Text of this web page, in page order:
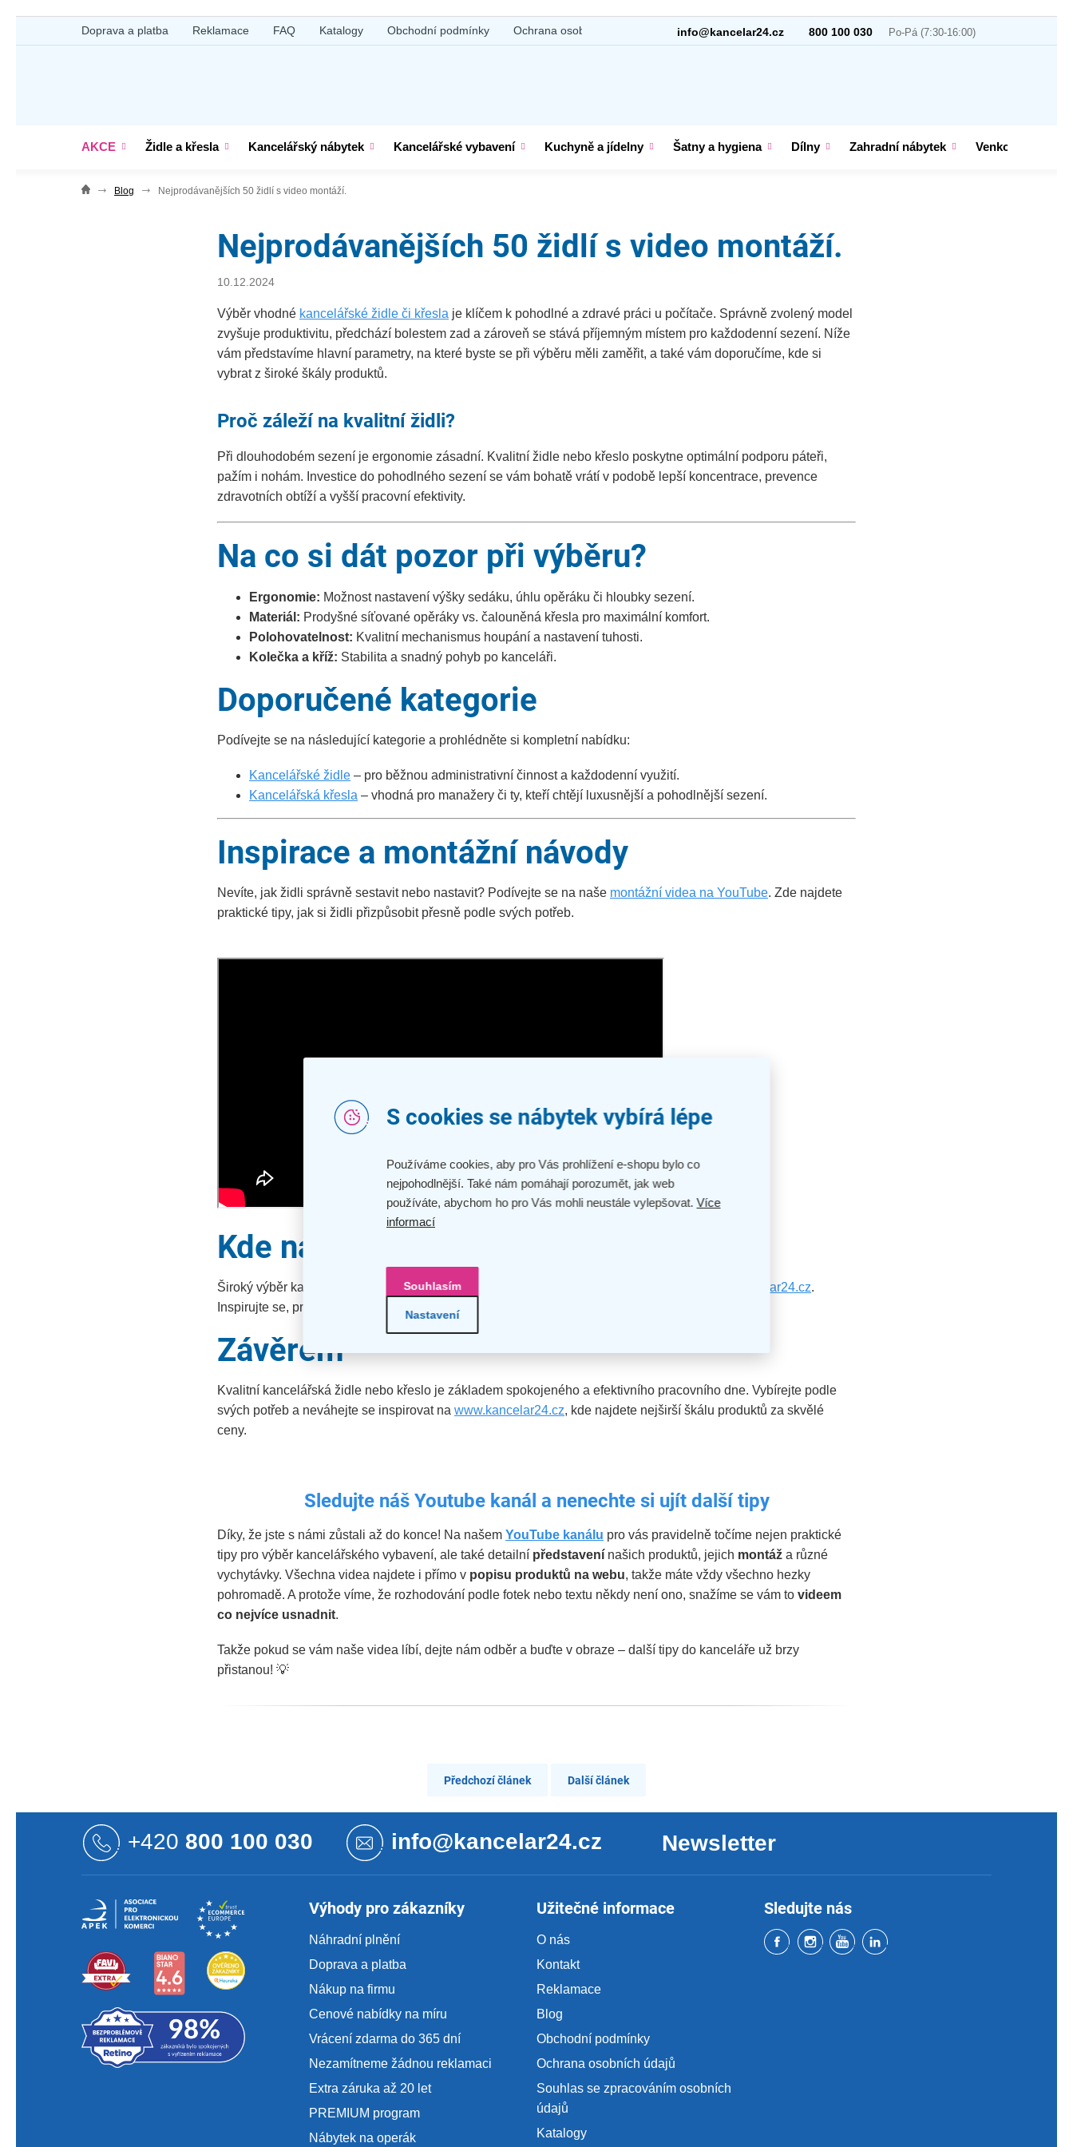
S cookies se nábytek vybírá lépe
Používáme cookies, aby pro Vás prohlížení e-shopu bylo co
nejpohodlnější. Také nám pomáhají porozumět, jak web
používáte, abychom ho pro Vás mohli neustále vylepšovat.Více
informací
Nastavení
Souhlasím
na
800 100 030
info@kancelar24.cz
Doprava a platba Reklamace FAQ Katalogy Obchodní podmínky Ochrana osobních údajů Kontakt
AKCE Židle a křesla Kancelářský nábytek Kancelářské vybavení Kuchyně a jídelny Šatny a hygiena Dílny Zahradní nábytek Venkovní
Blog Nejprodávanějších 50 židlí s video montáží.
Nejprodávanějších 50 židlí s video montáží.
10.12.2024
Výběr vhodné kancelářské židle či křesla je klíčem k pohodlné a zdravé práci u počítače. Správně zvolený model
zvyšuje produktivitu, předchází bolestem zad a zároveň se stává příjemným místem pro každodenní sezení. Níže
vám představíme hlavní parametry, na které byste se při výběru měli zaměřit, a také vám doporučíme, kde si
vybrat z široké škály produktů.
Proč záleží na kvalitní židli?
Při dlouhodobém sezení je ergonomie zásadní. Kvalitní židle nebo křeslo poskytne optimální podporu páteři,
pažím i nohám. Investice do pohodlného sezení se vám bohatě vrátí v podobě lepší koncentrace, prevence
zdravotních obtíží a vyšší pracovní efektivity.
Na co si dát pozor při výběru?
Ergonomie: Možnost nastavení výšky sedáku, úhlu opěráku či hloubky sezení.
Materiál: Prodyšné síťované opěráky vs. čalouněná křesla pro maximální komfort.
Polohovatelnost: Kvalitní mechanismus houpání a nastavení tuhosti.
Kolečka a kříž: Stabilita a snadný pohyb po kanceláři.
Doporučené kategorie
Podívejte se na následující kategorie a prohlédněte si kompletní nabídku:
Kancelářské židle – pro běžnou administrativní činnost a každodenní využití.
Kancelářská křesla – vhodná pro manažery či ty, kteří chtějí luxusnější a pohodlnější sezení.
Inspirace a montážní návody
Nevíte, jak židli správně sestavit nebo nastavit? Podívejte se na naše montážní videa na YouTube. Zde najdete
praktické tipy, jak si židli přizpůsobit přesně podle svých potřeb.
Kde nakoupit?
Široký výběr kancelářských židlí, křesel a dalšího kancelářského vybavení najdete na www.kancelar24.cz.
Inspirujte se, prohlédněte si detaily každého modelu a najděte ten ideální pro sebe i své kolegy.
Závěrem
Kvalitní kancelářská židle nebo křeslo je základem spokojeného a efektivního pracovního dne. Vybírejte podle
svých potřeb a neváhejte se inspirovat na www.kancelar24.cz, kde najdete nejširší škálu produktů za skvělé
ceny.
Sledujte náš Youtube kanál a nenechte si ujít další tipy
Díky, že jste s námi zůstali až do konce! Na našem YouTube kanálu pro vás pravidelně točíme nejen praktické
tipy pro výběr kancelářského vybavení, ale také detailní představení našich produktů, jejich montáž a různé
vychytávky. Všechna videa najdete i přímo v popisu produktů na webu, takže máte vždy všechno hezky
pohromadě. A protože víme, že rozhodování podle fotek nebo textu někdy není ono, snažíme se vám to videem
co nejvíce usnadnit.
Takže pokud se vám naše videa líbí, dejte nám odběr a buďte v obraze – další tipy do kanceláře už brzy
přistanou! 💡
Předchozí článek Další článek
+420 800 100 030 info@kancelar24.cz Newsletter
Výhody pro zákazníky
Náhradní plnění
Doprava a platba
Nákup na firmu
Cenové nabídky na míru
Vrácení zdarma do 365 dní
Nezamítneme žádnou reklamaci
Extra záruka až 20 let
PREMIUM program
Nábytek na operák
Užitečné informace
O nás
Kontakt
Reklamace
Blog
Obchodní podmínky
Ochrana osobních údajů
Souhlas se zpracováním osobních
údajů
Katalogy
Sledujte nás